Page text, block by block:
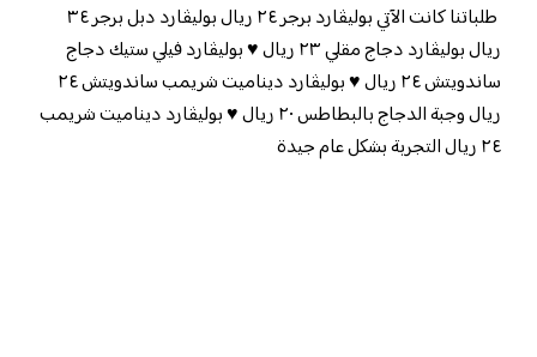
طلباتنا كانت الآتي بوليڤارد برجر ٢٤ ريال بوليڤارد دبل برجر ٣٤
ريال بوليڤارد دجاج مقلي ٢٣ ريال ♥️ بوليڤارد فيلي ستيك دجاج
ساندويتش ٢٤ ريال ♥️ بوليڤارد ديناميت شريمب ساندويتش ٢٤
ريال وجبة الدجاج بالبطاطس ٢٠ ريال ♥️ بوليڤارد ديناميت شريمب
٢٤ ريال التجربة بشكل عام جيدة